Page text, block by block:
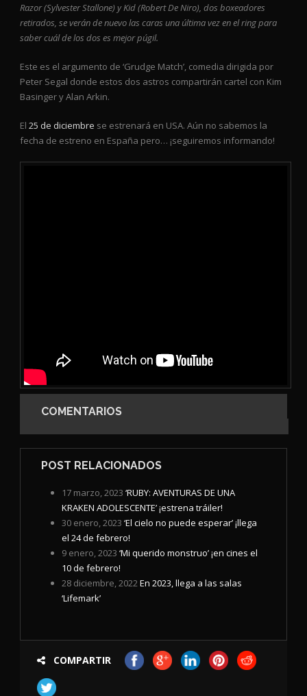
Razor (Sylvester Stallone) y Kid (Robert De Niro), dos boxeadores
retirados, se verán de nuevo las caras una última vez en el ring para
saber cuál de los dos es mejor púgil.
Este es el argumento de ‘Grudge Match’, comedia dirigida por
Peter Segal donde estos dos astros compartirán cartel con Kim
Basinger y Alan Arkin.
El 25 de diciembre se estrenará en USA. Aún no sabemos la
fecha de estreno en España pero… ¡seguiremos informando!
COMENTARIOS
POST RELACIONADOS
17 marzo, 2023 ‘RUBY: AVENTURAS DE UNA
KRAKEN ADOLESCENTE’ ¡estrena tráiler!
30 enero, 2023 ‘El cielo no puede esperar’ ¡llega
el 24 de febrero!
9 enero, 2023 ‘Mi querido monstruo’ ¡en cines el
10 de febrero!
28 diciembre, 2022En 2023, llega a las salas
‘Lifemark’
COMPARTIR